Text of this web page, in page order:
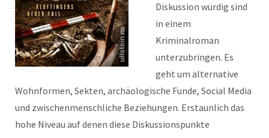
Diskussion würdig sind
in einem
Kriminalroman
unterzubringen. Es
geht um alternative
Wohnformen, Sekten, archäologische Funde, Social Media
und zwischenmenschliche Beziehungen. Erstaunlich das
hohe Niveau auf denen diese Diskussionspunkte